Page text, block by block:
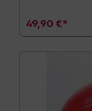
49,90 €*